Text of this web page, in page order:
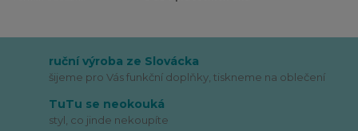
ruční výroba ze Slovácka
šijeme pro Vás funkční doplňky, tiskneme na oblečení
TuTu se neokouká
styl, co jinde nekoupíte